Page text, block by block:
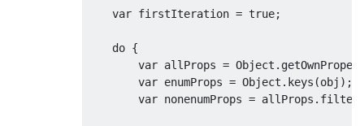
var firstIteration = true;
do {
var allProps = Object .
var enumProps = Object . keys (obj );
var nonenumProps = allProps . filter